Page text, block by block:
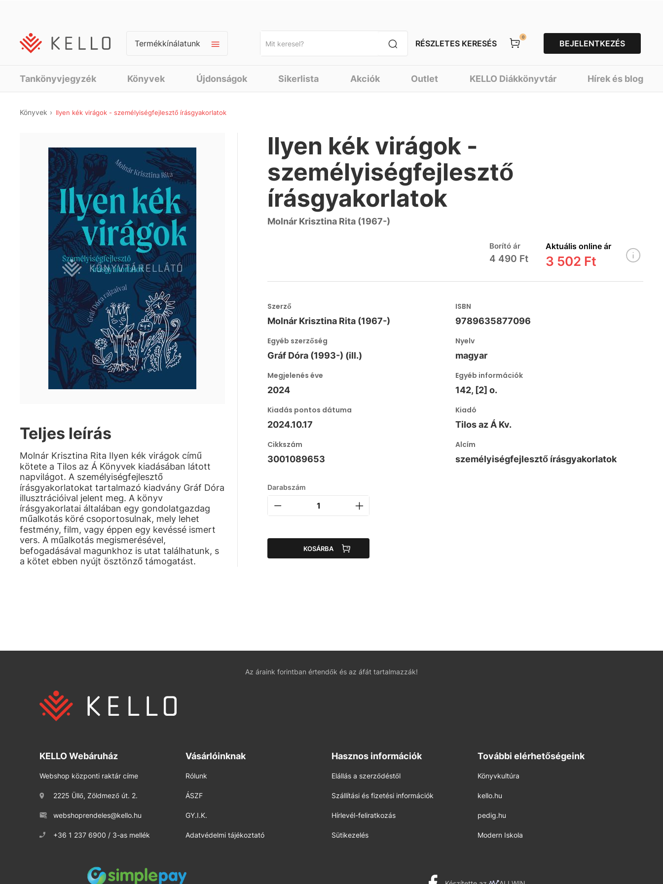
Termékkínálatunk RÉSZLETES KERESÉS
0
BEJELENTKEZÉS
Tankönyvjegyzék Könyvek Újdonságok Sikerlista Akciók Outlet KELLO Diákkönyvtár Hírek és blog
Könyvek Ilyen kék virágok - személyiségfejlesztő írásgyakorlatok
Teljes leírás
Molnár Krisztina Rita Ilyen kék virágok című
kötete a Tilos az Á Könyvek kiadásában látott
napvilágot. A személyiségfejlesztő
írásgyakorlatokat tartalmazó kiadvány Gráf Dóra
illusztrációival jelent meg. A könyv
írásgyakorlatai általában egy gondolatgazdag
műalkotás köré csoportosulnak, mely lehet
festmény, film, vagy éppen egy kevéssé ismert
vers. A műalkotás megismerésével,
befogadásával magunkhoz is utat találhatunk, s
a kötet ebben nyújt ösztönző támogatást.
Ilyen kék virágok -
személyiségfejlesztő
írásgyakorlatok
Molnár Krisztina Rita (1967-)
Borító ár
4 490 Ft
Aktuális online ár
3 502 Ft
Szerző
Molnár Krisztina Rita (1967-)
ISBN
9789635877096
Egyéb szerzőség
Gráf Dóra (1993-) (ill.)
Nyelv
magyar
Megjelenés éve
2024
Egyéb információk
142, [2] o.
Kiadás pontos dátuma
2024.10.17
Kiadó
Tilos az Á Kv.
Cikkszám
3001089653
Alcím
személyiségfejlesztő írásgyakorlatok
Darabszám
KOSÁRBA
Az áraink forintban értendők és az áfát tartalmazzák!
KELLO Webáruház
Webshop központi raktár címe
2225 Üllő, Zöldmező út. 2.
webshoprendeles@kello.hu
+36 1 237 6900 / 3-as mellék
Vásárlóinknak
Rólunk
ÁSZF
GY.I.K.
Adatvédelmi tájékoztató
Hasznos információk
Elállás a szerződéstől
Szállítási és fizetési információk
Hírlevél-feliratkozás
Sütikezelés
További elérhetőségeink
Könyvkultúra
kello.hu
pedig.hu
Modern Iskola